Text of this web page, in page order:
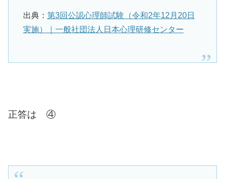
出典： 第3回公認心理師試験（令和2年12月20日
実施）｜一般社団法人日本心理研修センター
正答は ④